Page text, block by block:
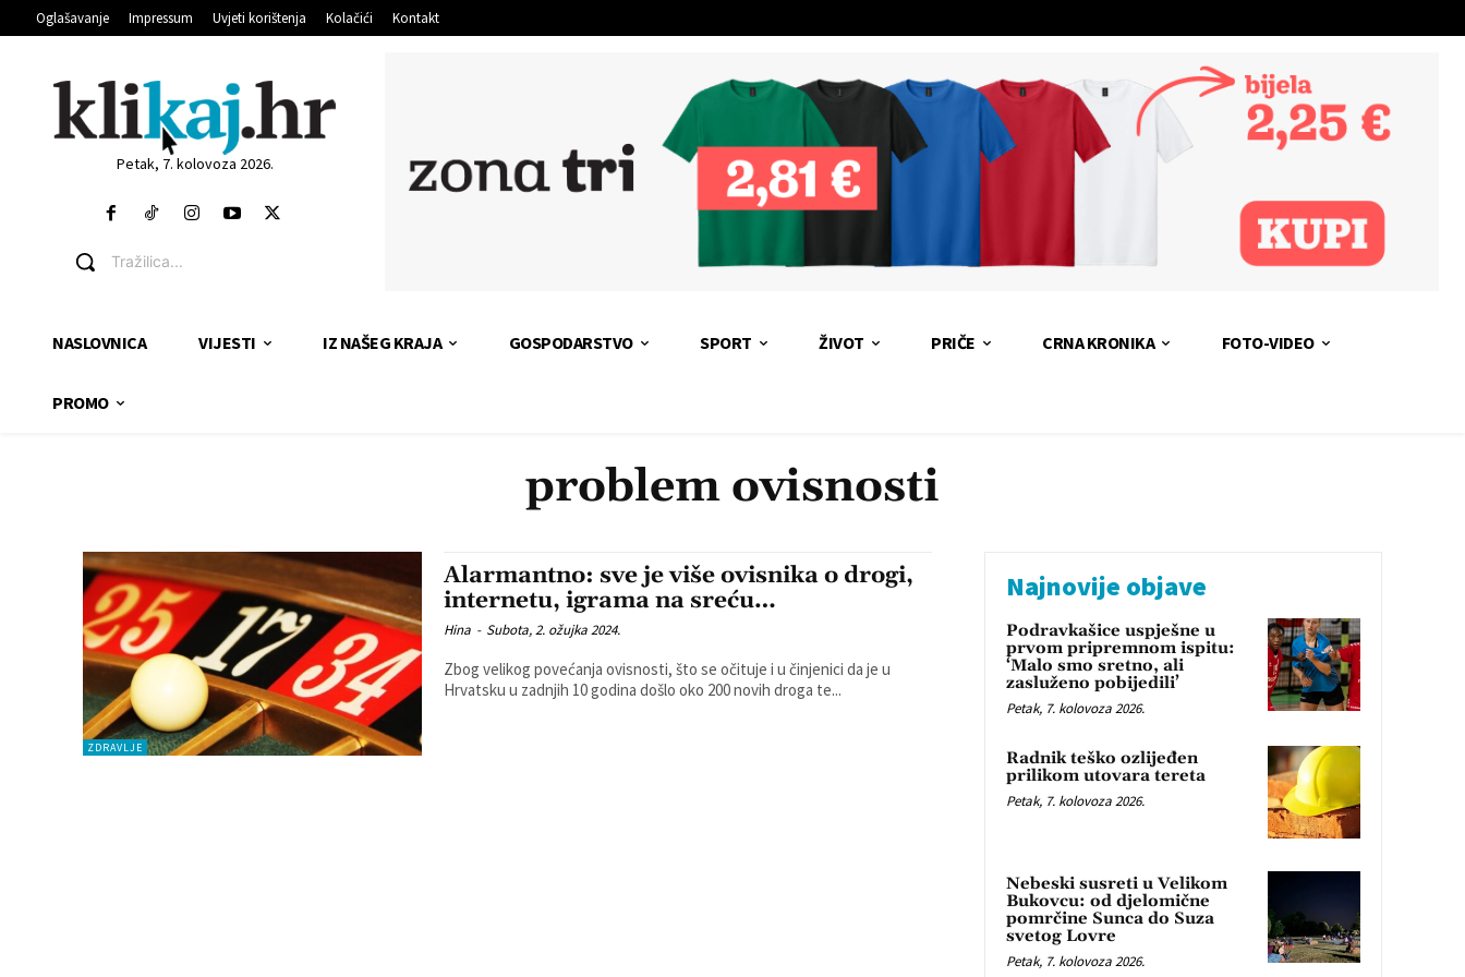
Oglašavanje Impressum Uvjeti korištenja Kolačići Kontakt
Petak, 7. kolovoza 2026.
Tražilica...
NASLOVNICA VIJESTI IZ NAŠEG KRAJA GOSPODARSTVO SPORT ŽIVOT PRIČE CRNA KRONIKA FOTO-VIDEO
PROMO
problem ovisnosti
ZDRAVLJE
Alarmantno: sve je više ovisnika o drogi,
internetu, igrama na sreću…
Hina - Subota, 2. ožujka 2024.
Zbog velikog povećanja ovisnosti, što se očituje i u činjenici da je u
Hrvatsku u zadnjih 10 godina došlo oko 200 novih droga te...
Najnovije objave
Podravkašice uspješne u
prvom pripremnom ispitu:
‘Malo smo sretno, ali
zasluženo pobijedili’
Petak, 7. kolovoza 2026.
Radnik teško ozlijeđen
prilikom utovara tereta
Petak, 7. kolovoza 2026.
Nebeski susreti u Velikom
Bukovcu: od djelomične
pomrčine Sunca do Suza
svetog Lovre
Petak, 7. kolovoza 2026.